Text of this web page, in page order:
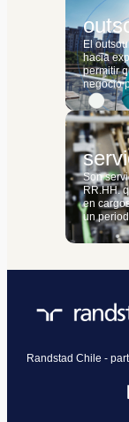
El
hacia
permitir
negocio
Son
RR.HH.
en
un
Randstad Chile -